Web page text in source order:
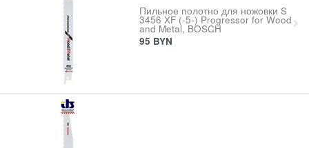
Пильное полотно для ножовки S
3456 XF (-5-) Progressor for Wood
and Metal, BOSCH
95 BYN